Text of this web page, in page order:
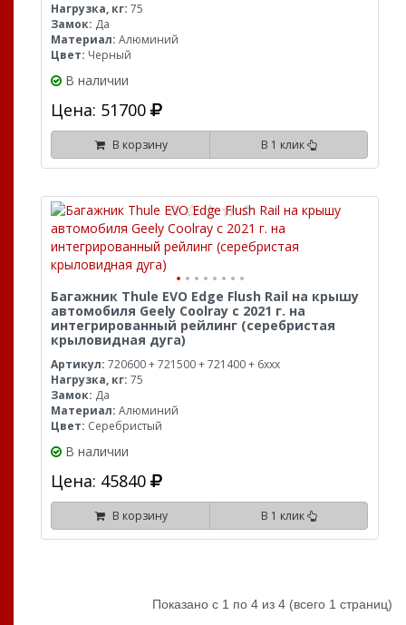
Нагрузка, кг: 75
Замок: Да
Материал: Алюминий
Цвет: Черный
В наличии
Цена: 51700
В корзину В 1 клик
Багажник Thule EVO Edge Flush Rail на крышу
автомобиля Geely Coolray с 2021 г. на
интегрированный рейлинг (серебристая
крыловидная дуга)
Артикул: 720600 + 721500 + 721400 + 6xxx
Нагрузка, кг: 75
Замок: Да
Материал: Алюминий
Цвет: Серебристый
В наличии
Цена: 45840
В корзину В 1 клик
Показано с 1 по 4 из 4 (всего 1 страниц)